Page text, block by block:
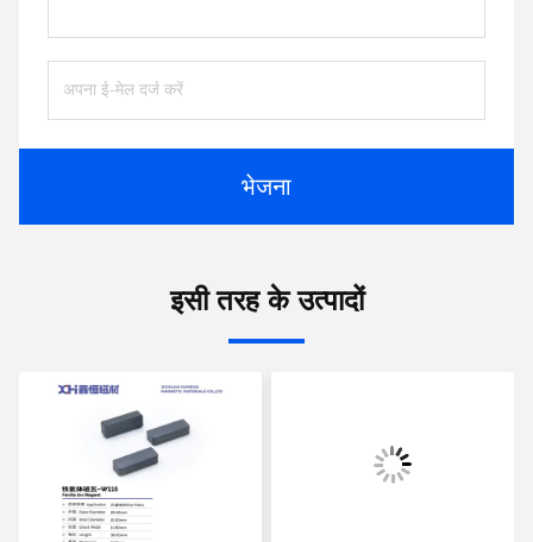
भेजना
इसी तरह के उत्पादों